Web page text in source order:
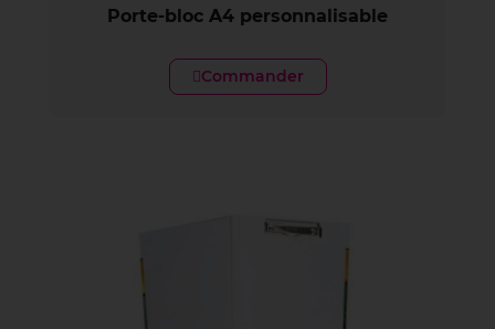
Porte-bloc A4 personnalisable
Commander